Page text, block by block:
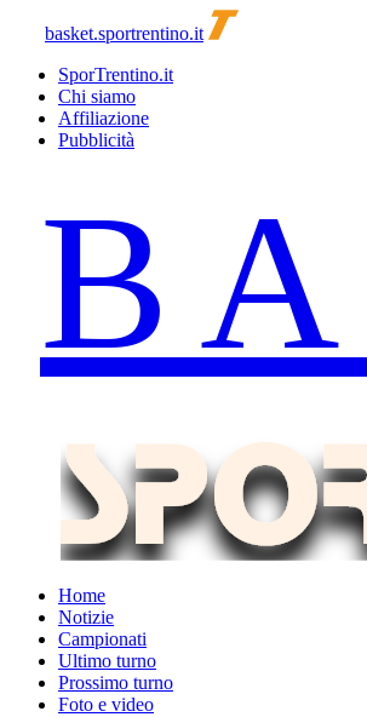
basket.sportrentino.it
SporTrentino.it
Chi siamo
Affiliazione
Pubblicità
Home
Notizie
Campionati
Ultimo turno
Prossimo turno
Foto e video